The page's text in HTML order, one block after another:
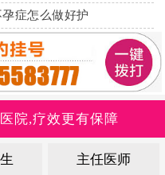
症怎么做好护
院,疗效更有保障
主任医师